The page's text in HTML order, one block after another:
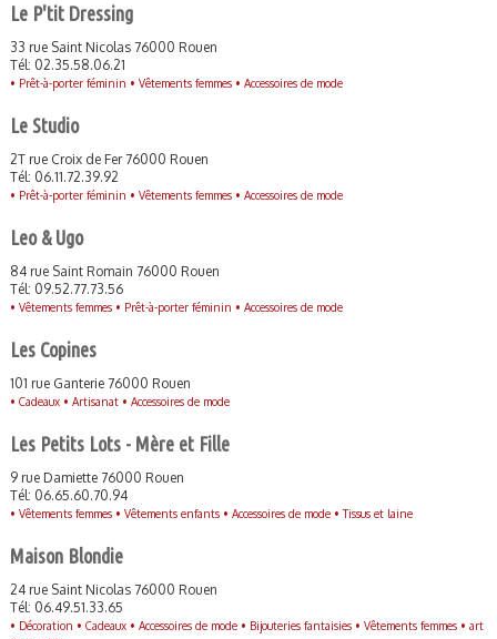
Le P'tit Dressing
33 rue Saint Nicolas 76000 Rouen
Tél: 02.35.58.06.21
• Prêt-à-porter féminin • Vêtements femmes • Accessoires de mode
Le Studio
2T rue Croix de Fer 76000 Rouen
Tél: 06.11.72.39.92
• Prêt-à-porter féminin • Vêtements femmes • Accessoires de mode
Leo & Ugo
84 rue Saint Romain 76000 Rouen
Tél: 09.52.77.73.56
• Vêtements femmes • Prêt-à-porter féminin • Accessoires de mode
Les Copines
101 rue Ganterie 76000 Rouen
• Cadeaux • Artisanat • Accessoires de mode
Les Petits Lots - Mère et Fille
9 rue Damiette 76000 Rouen
Tél: 06.65.60.70.94
• Vêtements femmes • Vêtements enfants • Accessoires de mode •Tissus et laine
Maison Blondie
24 rue Saint Nicolas 76000 Rouen
Tél: 06.49.51.33.65
• Décoration • Cadeaux • Accessoires de mode • Bijouteries fantaisies • Vêtements femmes • art